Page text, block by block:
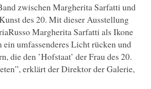
zwischen Margherita Sarfatti und
des 20. Mit dieser Ausstellung
Margherita Sarfatti als Ikone
ein umfassenderes Licht rücken und
die den ’Hofstaat’ der Frau des 20.
erklärt der Direktor der Galerie,